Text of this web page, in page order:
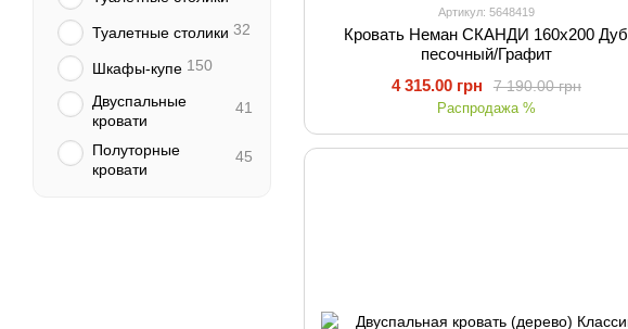
Артикул: 5648419
Кровать Неман СКАНДИ 160х200 Дуб
песочный/Графит
7 190.00 грн
4 315.00 грн
Распродажа %
Туалетные столики 32
Шкафы-купе 150
Двуспальные
кровати
41
Полуторные
кровати
45